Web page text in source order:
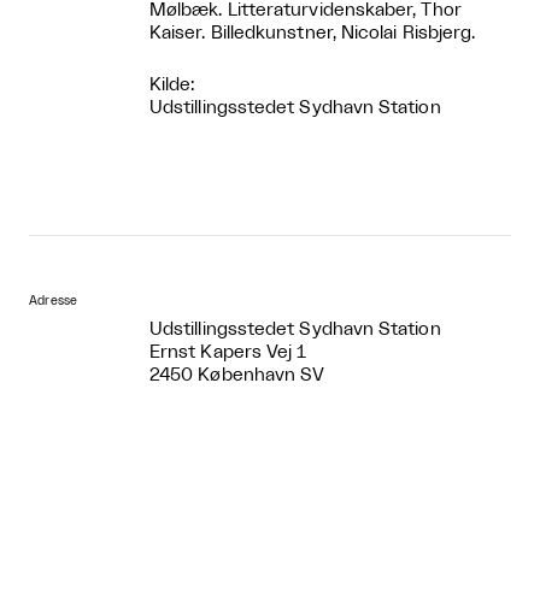
Mølbæk. Litteraturvidenskaber, Thor
Kaiser. Billedkunstner, Nicolai Risbjerg.
Kilde:
Udstillingsstedet Sydhavn Station
Adresse
Udstillingsstedet Sydhavn Station
Ernst Kapers Vej 1
2450 København SV